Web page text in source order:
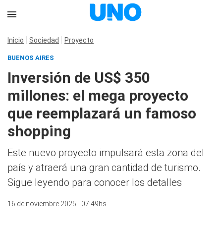
Inicio Sociedad Proyecto
BUENOS AIRES
Inversión de US$ 350
millones: el mega proyecto
que reemplazará un famoso
shopping
Este nuevo proyecto impulsará esta zona del
país y atraerá una gran cantidad de turismo.
Sigue leyendo para conocer los detalles
16 de noviembre 2025 - 07:49hs